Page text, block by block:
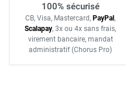
100% sécurisé
CB, Visa, Mastercard, PayPal ,
Scalapay, 3x ou 4x sans frais,
virement bancaire, mandat
administratif (Chorus Pro)